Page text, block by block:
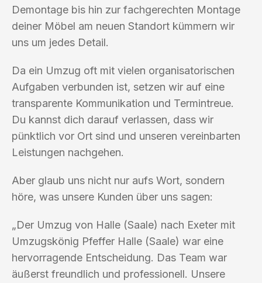
Demontage bis hin zur fachgerechten Montage
deiner Möbel am neuen Standort kümmern wir
uns um jedes Detail.
Da ein Umzug oft mit vielen organisatorischen
Aufgaben verbunden ist, setzen wir auf eine
transparente Kommunikation und Termintreue.
Du kannst dich darauf verlassen, dass wir
pünktlich vor Ort sind und unseren vereinbarten
Leistungen nachgehen.
Aber glaub uns nicht nur aufs Wort, sondern
höre, was unsere Kunden über uns sagen:
„Der Umzug von Halle (Saale) nach Exeter mit
Umzugskönig Pfeffer Halle (Saale) war eine
hervorragende Entscheidung. Das Team war
äußerst freundlich und professionell. Unsere